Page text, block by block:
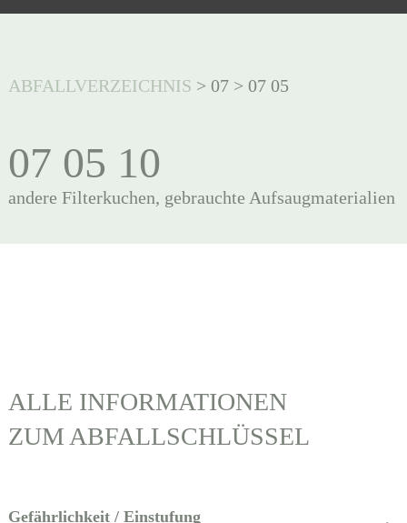
ABFALLVERZEICHNIS > 07> 07 05
07 05 10
andere Filterkuchen, gebrauchte Aufsaugmaterialien
ALLE INFORMATIONEN
ZUM ABFALLSCHLÜSSEL
Gefährlichkeit / Einstufung